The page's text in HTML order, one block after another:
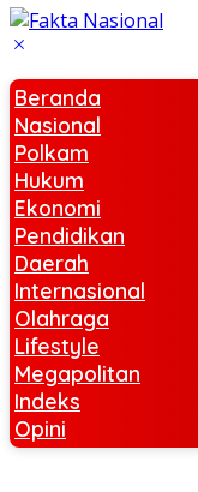
Beranda
Nasional
Polkam
Hukum
Ekonomi
Pendidikan
Daerah
Internasional
Olahraga
Lifestyle
Megapolitan
Indeks
Opini